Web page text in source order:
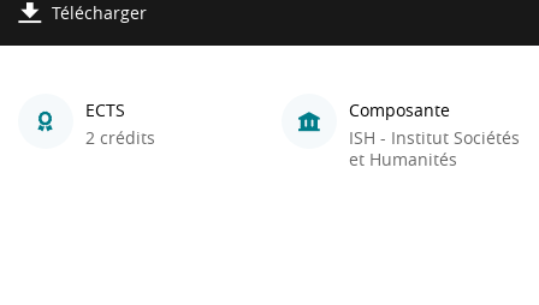
Télécharger
ECTS
2 crédits
Composante
ISH - Institut Sociétés
et Humanités